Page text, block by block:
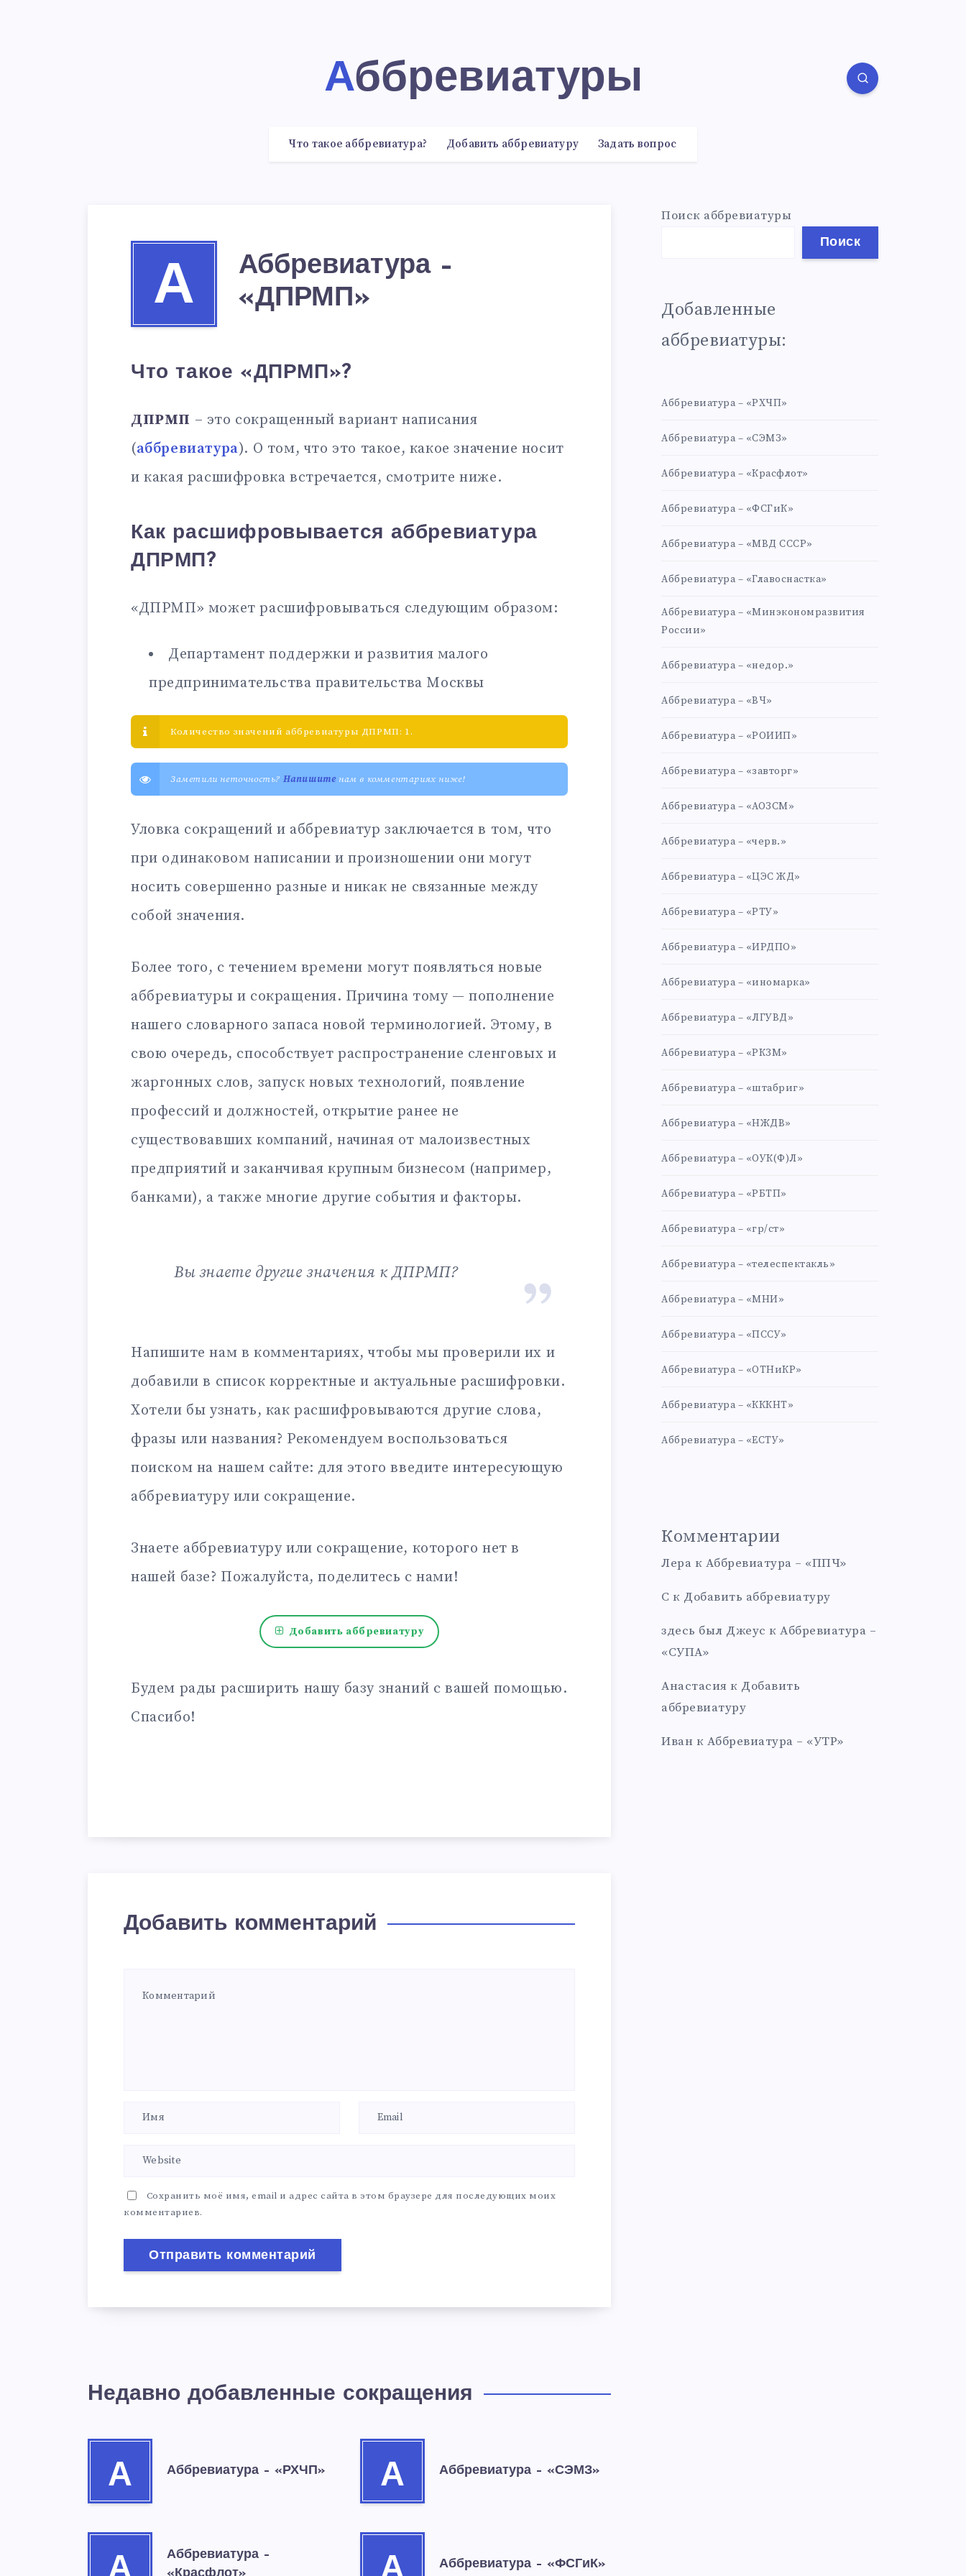
Аббревиатуры
Что такое аббревиатура? Добавить аббревиатуру Задать вопрос
А
Аббревиатура –
«ДПРМП»
Что такое «ДПРМП»?
ДПРМП – это сокращенный вариант написания
(аббревиатура). О том, что это такое, какое значение носит
и какая расшифровка встречается, смотрите ниже.
Как расшифровывается аббревиатура
ДПРМП?
«ДПРМП» может расшифровываться следующим образом:
Департамент поддержки и развития малого
предпринимательства правительства Москвы
Количество значений аббревиатуры ДПРМП: 1.
Заметили неточность? Напишитенам в комментариях ниже!
Уловка сокращений и аббревиатур заключается в том, что
при одинаковом написании и произношении они могут
носить совершенно разные и никак не связанные между
собой значения.
Более того, с течением времени могут появляться новые
аббревиатуры и сокращения. Причина тому — пополнение
нашего словарного запаса новой терминологией. Этому, в
свою очередь, способствует распространение сленговых и
жаргонных слов, запуск новых технологий, появление
профессий и должностей, открытие ранее не
существовавших компаний, начиная от малоизвестных
предприятий и заканчивая крупным бизнесом (например,
банками), а также многие другие события и факторы.
Вы знаете другие значения к ДПРМП?
Напишите нам в комментариях, чтобы мы проверили их и
добавили в список корректные и актуальные расшифровки.
Хотели бы узнать, как расшифровываются другие слова,
фразы или названия? Рекомендуем воспользоваться
поиском на нашем сайте: для этого введите интересующую
аббревиатуру или сокращение.
Знаете аббревиатуру или сокращение, которого нет в
нашей базе? Пожалуйста, поделитесь с нами!
Добавить аббревиатуру
Будем рады расширить нашу базу знаний с вашей помощью.
Спасибо!
Добавить комментарий
Сохранить моё имя, email и адрес сайта в этом браузере для последующих моих
комментариев.
Недавно добавленные сокращения
А Аббревиатура – «РХЧП» А Аббревиатура – «СЭМЗ»
Аббревиатура –
«Красфлот»
Аббревиатура – «ФСГиК»
Поиск аббревиатуры
Поиск
Добавленные
аббревиатуры:
Аббревиатура – «РХЧП»
Аббревиатура – «СЭМЗ»
Аббревиатура – «Красфлот»
Аббревиатура – «ФСГиК»
Аббревиатура – «МВД СССР»
Аббревиатура – «Главоснастка»
Аббревиатура – «Минэкономразвития
России»
Аббревиатура – «недор.»
Аббревиатура – «ВЧ»
Аббревиатура – «РОИИП»
Аббревиатура – «завторг»
Аббревиатура – «АОЗСМ»
Аббревиатура – «черв.»
Аббревиатура – «ЦЭС ЖД»
Аббревиатура – «РТУ»
Аббревиатура – «ИРДПО»
Аббревиатура – «иномарка»
Аббревиатура – «ЛГУВД»
Аббревиатура – «РКЗМ»
Аббревиатура – «штабриг»
Аббревиатура – «НЖДВ»
Аббревиатура – «ОУК(Ф)Л»
Аббревиатура – «РБТП»
Аббревиатура – «гр/ст»
Аббревиатура – «телеспектакль»
Аббревиатура – «МНИ»
Аббревиатура – «ПССУ»
Аббревиатура – «ОТНиКР»
Аббревиатура – «КККНТ»
Аббревиатура – «ЕСТУ»
Комментарии
Лера к Аббревиатура – «ППЧ»
С к Добавить аббревиатуру
здесь был Джеус к Аббревиатура –
«СУПА»
Анастасия к Добавить
аббревиатуру
Иван к Аббревиатура – «УТР»